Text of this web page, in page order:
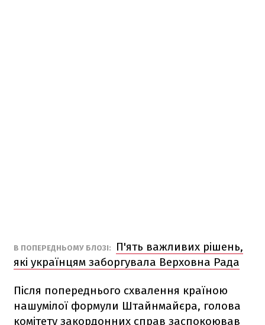
В ПОПЕРЕДНЬОМУ БЛОЗІ:
П'ять важливих рішень,
які українцям заборгувала Верховна Рада
Після попереднього схвалення країною
нашумілої формули Штайнмайєра, голова
комітету закордонних справ заспокоював